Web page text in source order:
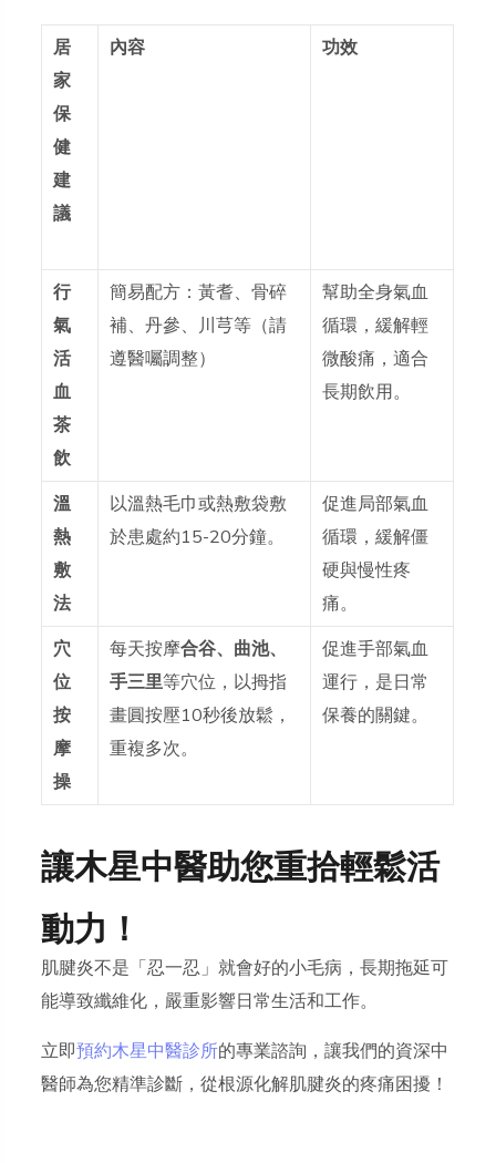
居
家
保
健
建
議
內容 功效
行
氣
活
血
茶
飲
簡易配方：黃耆、骨碎
補、丹參、川芎等（請
遵醫囑調整）
幫助全身氣血
循環，緩解輕
微酸痛，適合
長期飲用。
溫
熱
敷
法
以溫熱毛巾或熱敷袋敷
於患處約15-20分鐘。
促進局部氣血
循環，緩解僵
硬與慢性疼
痛。
穴
位
按
摩
操
每天按摩合谷、曲池、
手三里等穴位，以拇指
畫圓按壓10秒後放鬆，
重複多次。
促進手部氣血
運行，是日常
保養的關鍵。
讓木星中醫助您重拾輕鬆活
動力！
肌腱炎不是「忍一忍」就會好的小毛病，長期拖延可
能導致纖維化，嚴重影響日常生活和工作。
立即預約木星中醫診所的專業諮詢，讓我們的資深中
醫師為您精準診斷，從根源化解肌腱炎的疼痛困擾！